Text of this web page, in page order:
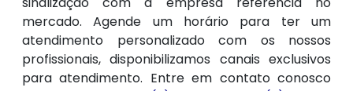
mercado. Agende um horário para ter um
atendimento personalizado com os nossos
profissionais, disponibilizamos canais exclusivos
para atendimento. Entre em contato conosco